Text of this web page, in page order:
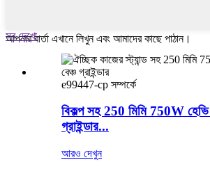
আপনার বার্তা এখানে লিখুন এবং আমাদের কাছে পাঠান।
সব দেখো
e99447-cp সম্পর্কে
বিকল্প সহ 250 মিমি 750W হেভি
গ্রাইন্ডার...
আরও দেখুন